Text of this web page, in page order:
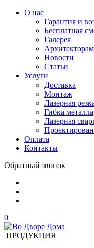
О нас
Гарантия и
Бесплатная
Галерея
Новости
Статьи
Услуги
Доставка
Монтаж
Лазерная
Гибка металла
Лазерная
Оплата
Контакты
Обратный звонок
0
ПРОДУКЦИЯ